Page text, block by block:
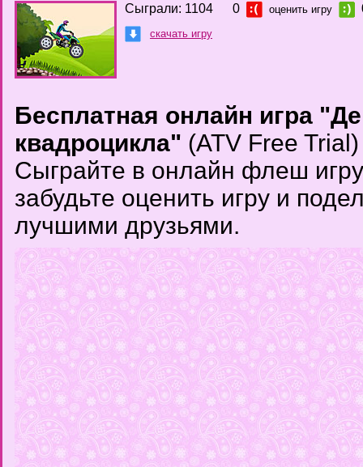
Сыграли: 1104 0 оценить игру
скачать игру
Бесплатная онлайн игра
квадроцикла" (ATV Free
Сыграйте в онлайн флеш
забудьте оценить игру и
лучшими друзьями.